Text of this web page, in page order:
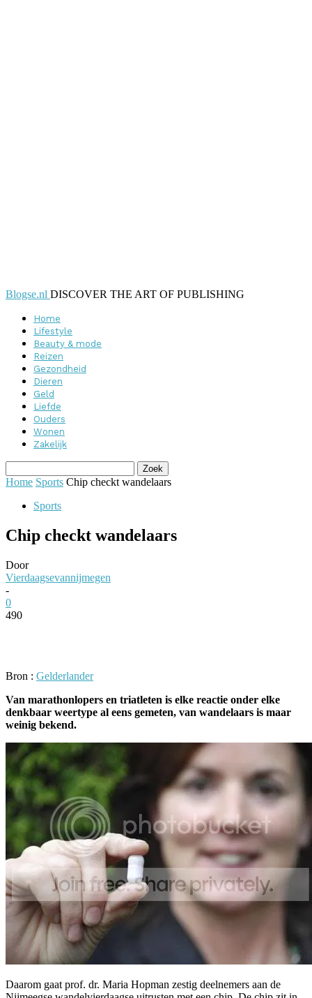
Blogse.nl DISCOVER THE ART OF PUBLISHING
Home
Lifestyle
Beauty & mode
Reizen
Gezondheid
Dieren
Geld
Liefde
Ouders
Wonen
Zakelijk
Home Sports Chip checkt wandelaars
Sports
Chip checkt wandelaars
Door
Vierdaagsevannijmegen
-
0
490
Bron : Gelderlander
Van marathonlopers en triatleten is elke reactie onder elke
denkbaar weertype al eens gemeten, van wandelaars is maar
weinig bekend.
Daarom gaat prof. dr. Maria Hopman zestig deelnemers aan de